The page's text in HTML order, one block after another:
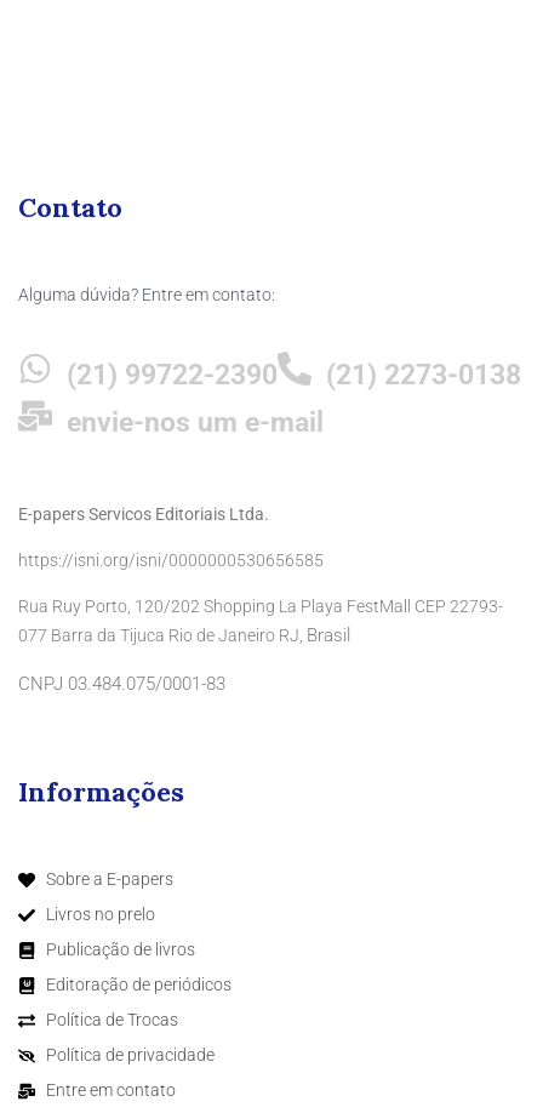
Contato
Alguma dúvida? Entre em contato:
(21) 99722-2390
(21) 2273-0138
envie-nos um e-mail
E-papers Servicos Editoriais Ltda.
https://isni.org/isni/0000000530656585
Rua Ruy Porto, 120/202 Shopping La Playa FestMall CEP 22793-
077 Barra da Tijuca Rio de Janeiro RJ, Brasil
CNPJ 03.484.075/0001-83
Informações
Sobre a E-papers
Livros no prelo
Publicação de livros
Editoração de periódicos
Política de Trocas
Política de privacidade
Entre em contato